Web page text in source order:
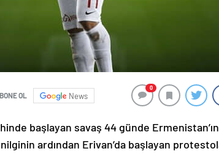
OL News
0
başlayan savaş 44 günde
ardından Erivan’da başlayan